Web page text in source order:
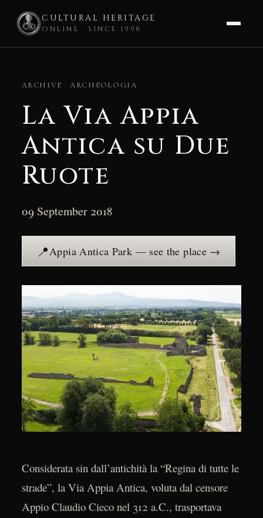
CULTURAL HERITAGE
ONLINE · SINCE 1998
contentARCHIVE · ARCHEOLOGIA
La Via Appia
Antica su Due
Ruote
09 September 2018
📍Appia Antica Park — see the place →
Considerata sin dall’antichità la “Regina di tutte le
strade”, la Via Appia Antica, voluta dal censore
Appio Claudio Cieco nel 312 a.C., trasportava